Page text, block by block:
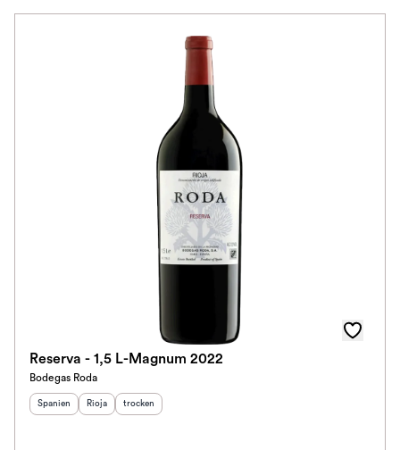
Reserva - 1,5 L-Magnum 2022
Bodegas Roda
Herkunftsland:
Spanien Herkunftsregion:
Rioja Geschmack
trocken